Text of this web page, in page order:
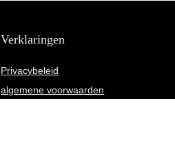
Verklaringen
Privacybeleid
algemene voorwaarden